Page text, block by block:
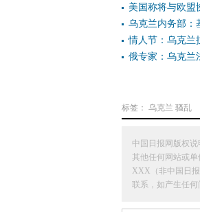
美国称将与欧盟
乌克兰内务部：
情人节：乌克兰
俄专家：乌克兰
标签： 乌克兰 骚乱
中国日报网版权
其他任何网站或单
XXX（非中国日
联系，如产生任何